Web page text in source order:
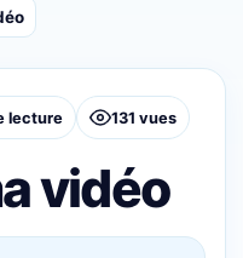
lecture 131 vues
vidéo